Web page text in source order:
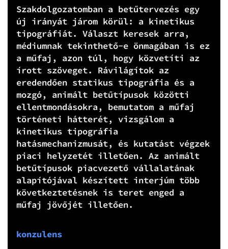
Szakdolgozatomban a betűtervezés egy
új irányát járom körül: a kinetikus
tipográfiát. Választ keresek arra,
médiumnak tekinthető-e önmagában is ez
a műfaj, azon túl, hogy közvetíti az
írott szöveget. Rávilágítok az
eredendően statikus tipográfia és a
mozgó, animált betűtípusok közötti
ellentmondásokra, bemutatom a műfaj
történeti hátterét, vizsgálom a
kinetikus tipográfia
hatásmechanizmusát, és kutatást végzek
piaci helyzetét illetően. Az animált
betűtípusok piacvezető vállalatának
alapítójával készített interjúm több
következtetésnek is teret enged a
műfaj jövőjét illetően.
konzulens